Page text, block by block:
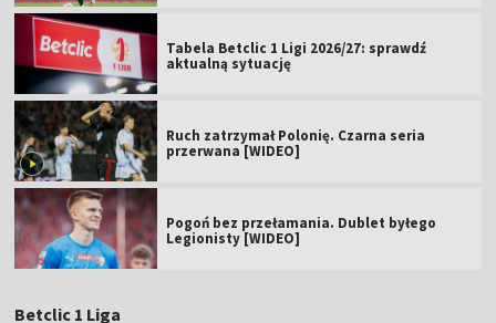
Tabela Betclic 1 Ligi 2026/27: sprawdź
aktualną sytuację
Ruch zatrzymał Polonię. Czarna seria
przerwana [WIDEO]
Pogoń bez przełamania. Dublet byłego
Legionisty [WIDEO]
Betclic 1 Liga